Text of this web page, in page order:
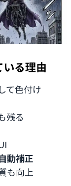
る理由
して色付け
残る
動補正
も向上